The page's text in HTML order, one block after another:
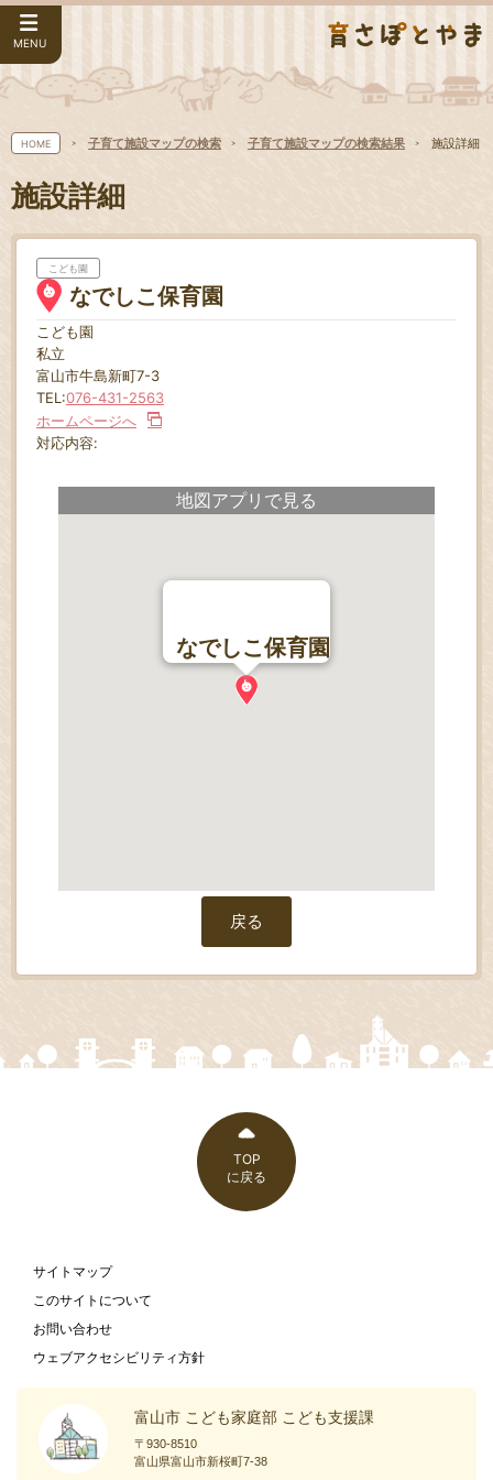
MENU
HOME 子育て施設マップの検索 子育て施設マップの検索結果 施設詳細
施設詳細
こども園
なでしこ保育園
こども園
私立
富山市牛島新町7-3
TEL:076-431-2563
ホームページへ
対応内容:
地図アプリで見る
なでしこ保育園
戻る
TOP
に戻る
サイトマップ
このサイトについて
お問い合わせ
ウェブアクセシビリティ方針
富山市 こども家庭部 こども支援課
〒930-8510
富山県富山市新桜町7-38